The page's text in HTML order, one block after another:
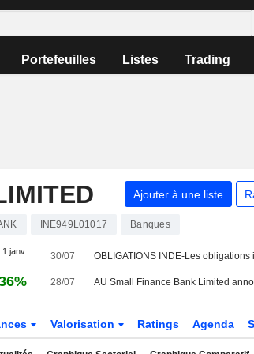
Portefeuilles Listes Trading
Ajouter à une liste
INE949L01017 Banques
1 janv. 30/07
28/07
Valorisation Ratings Agenda